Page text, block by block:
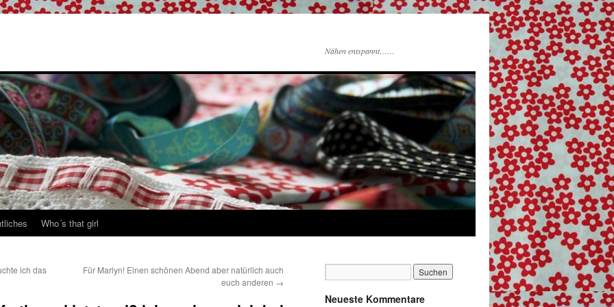
Nähen entspannt……
Who´s that girl
ich das
Für Marlyn! Einen schönen Abend aber natürlich auch
euch anderen →
Neueste Kommentare